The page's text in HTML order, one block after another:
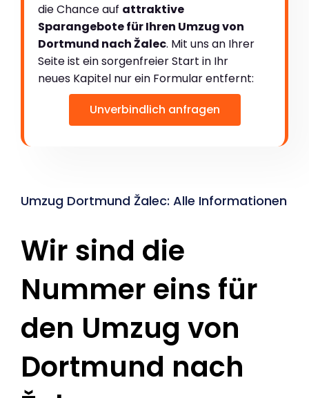
die Chance auf attraktive
Sparangebote für Ihren Umzug von
Dortmund nach Žalec. Mit uns an Ihrer
Seite ist ein sorgenfreier Start in Ihr
neues Kapitel nur ein Formular entfernt:
Unverbindlich anfragen
Umzug Dortmund Žalec: Alle Informationen
Wir sind die
Nummer eins für
den Umzug von
Dortmund nach